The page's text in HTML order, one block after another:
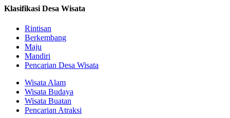
Klasifikasi Desa Wisata
Rintisan
Berkembang
Maju
Mandiri
Pencarian Desa Wisata
Wisata Alam
Wisata Budaya
Wisata Buatan
Pencarian Atraksi